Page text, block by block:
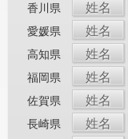
香川県 姓名
愛媛県 姓名
高知県 姓名
福岡県 姓名
佐賀県 姓名
長崎県 姓名